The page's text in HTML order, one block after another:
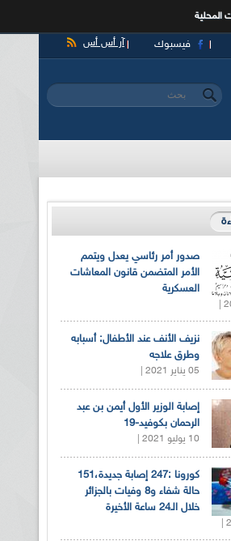
المحلية
آر أس أس فيسبوك
استمارة البحث
‏بحث ‏
صدور أمر رئاسي يعدل ويتمم
الأمر المتضمن قانون المعاشات
العسكرية
نزيف الأنف عند الأطفال: أسبابه
وطرق علاجه
05 يناير 2021 |
إصابة الوزير الأول أيمن بن عبد
الرحمان بكوفيد-19
10 يوليو 2021 |
كورونا :247 إصابة جديدة،151
حالة شفاء و8 وفيات بالجزائر
خلال الـ24 ساعة الأخيرة